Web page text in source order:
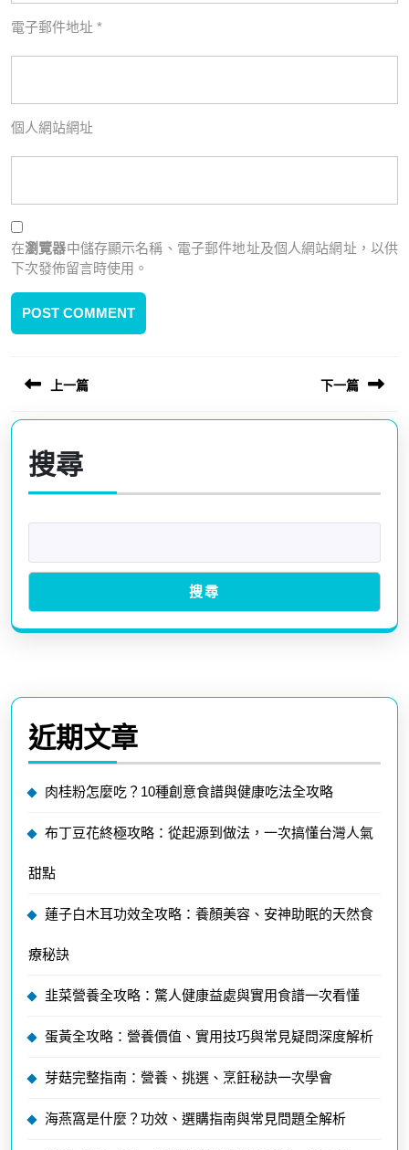
電子郵件地址 *
個人網站網址
在瀏覽器中儲存顯示名稱、電子郵件地址及個人網站網址，以供
下次發佈留言時使用。
文
章
導
覽
上一篇
Previous
post:
下一篇
搜尋
搜尋
近期文章
肉桂粉怎麼吃？10種創意食譜與健康吃法全攻略
布丁豆花終極攻略：從起源到做法，一次搞懂台灣人氣
甜點
蓮子白木耳功效全攻略：養顏美容、安神助眠的天然食
療秘訣
韭菜營養全攻略：驚人健康益處與實用食譜一次看懂
蛋黃全攻略：營養價值、實用技巧與常見疑問深度解析
芽菇完整指南：營養、挑選、烹飪秘訣一次學會
海燕窩是什麼？功效、選購指南與常見問題全解析